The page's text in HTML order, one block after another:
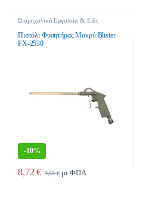
Βιομηχανικά Εργαλεία & Είδη
Εξαρτήματα
Πιστόλι Φυσητήρας Μακρύ Blister
FX-2530
-10%
8,72€ 9,69€με ΦΠΑ